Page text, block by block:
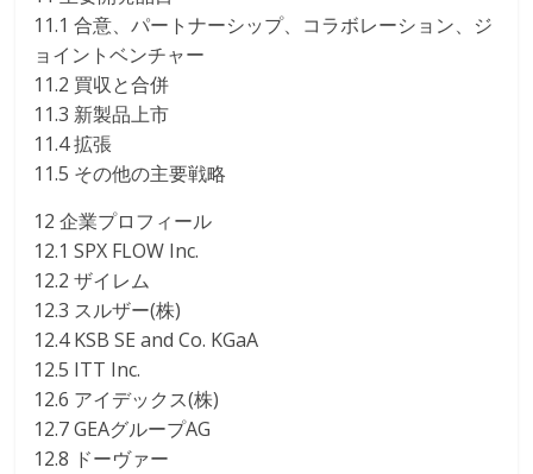
11.1 合意、パートナーシップ、コラボレーション、ジ
ョイントベンチャー
11.2 買収と合併
11.3 新製品上市
11.4 拡張
11.5 その他の主要戦略
12 企業プロフィール
12.1 SPX FLOW Inc.
12.2 ザイレム
12.3 スルザー(株)
12.4 KSB SE and Co. KGaA
12.5 ITT Inc.
12.6 アイデックス(株)
12.7 GEAグループAG
12.8 ドーヴァー